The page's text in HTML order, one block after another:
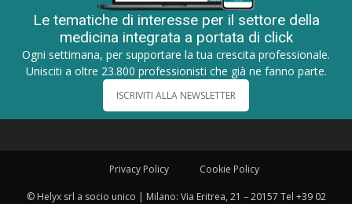
Le tematiche di interesse per il settore della
medicina integrata a portata di click
Ogni settimana, per supportare la tua crescita professionale.
Unisciti a oltre 23.800 professionisti che già ne fanno parte.
ISCRIVITI ALLA NEWSLETTER
Privacy Policy Cookie Policy
© Helyx srl a socio unico | Milano: Via Eritrea, 21 – 20157 Tel +39 02